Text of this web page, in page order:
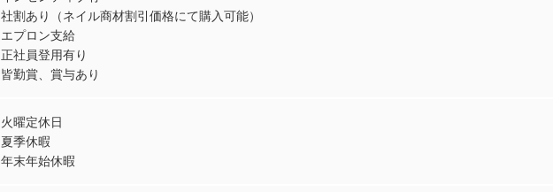
社割あり（ネイル商材割引価格にて購入可能）
エプロン支給
正社員登用有り
皆勤賞、賞与あり
火曜定休日
夏季休暇
年末年始休暇